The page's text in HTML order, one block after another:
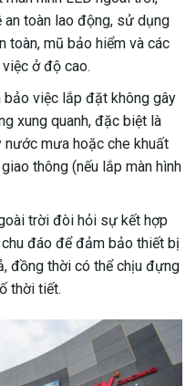
an toàn lao động, sử dụng
toàn, mũ bảo hiểm và các
ở độ cao.
việc lắp đặt không gây
xung quanh, đặc biệt là
mưa hoặc che khuất
thông (nếu lắp màn hình
trời đòi hỏi sự kết hợp
đáo để đảm bảo thiết bị
đồng thời có thể chịu đựng
thời tiết.